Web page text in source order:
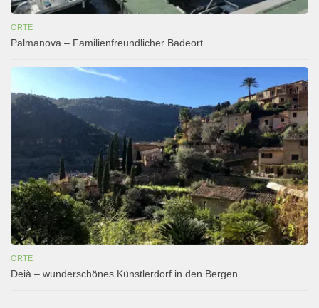
ORTE
Palmanova – Familienfreundlicher Badeort
ORTE
Deià – wunderschönes Künstlerdorf in den Bergen